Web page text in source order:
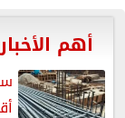
أهم الأخبار